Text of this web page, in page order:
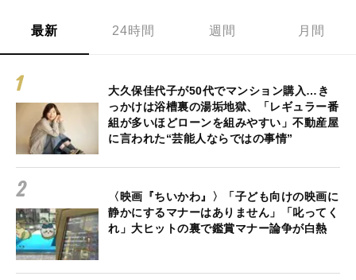
最新 24時間 週間 月間
大久保佳代子が50代でマンション購入…き
っかけは浴槽裏の湯垢地獄、「レギュラー番
組が多いほどローンを組みやすい」不動産屋
に言われた“芸能人ならではの事情”
〈映画『ちいかわ』〉「子ども向けの映画に
静かにするマナーはありません」「叱ってく
れ」大ヒットの裏で鑑賞マナー論争が白熱